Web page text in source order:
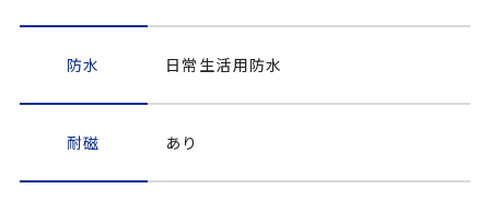
防水 日常生活用防水
耐磁 あり